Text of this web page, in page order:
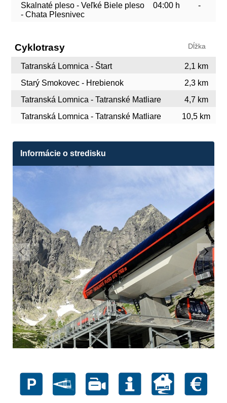
Skalnaté pleso - Veľké Biele pleso
- Chata Plesnivec
04:00 h -
Cyklotrasy Dĺžka
Tatranská Lomnica - Štart
2,1 km
Starý Smokovec - Hrebienok
2,3 km
Tatranská Lomnica - Tatranské Matliare
4,7 km
Tatranská Lomnica - Tatranské Matliare
10,5 km
Informácie o stredisku